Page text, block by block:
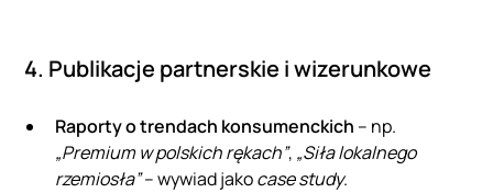
4. Publikacje partnerskie i wizerunkowe
Raporty o trendach konsumenckich – np.
„Premium w polskich rękach”, „Siła lokalnego
rzemiosła”– wywiad jakocase study.